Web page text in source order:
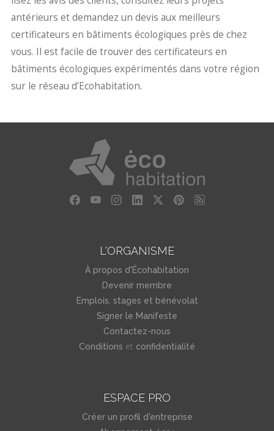
antérieurs et demandez un devis aux meilleurs
certificateurs en bâtiments écologiques près de chez
vous. Il est facile de trouver des certificateurs en
bâtiments écologiques expérimentés dans votre région
sur le réseau d’Ecohabitation.
L'ORGANISME
À propos d'Écohabitation
Devenir membre
Emplois, stages et bénévolat
Signer le Manifeste
Contactez-nous
Conditions et confidentialité
ESPACE PRO
Créer un profil d'entreprise